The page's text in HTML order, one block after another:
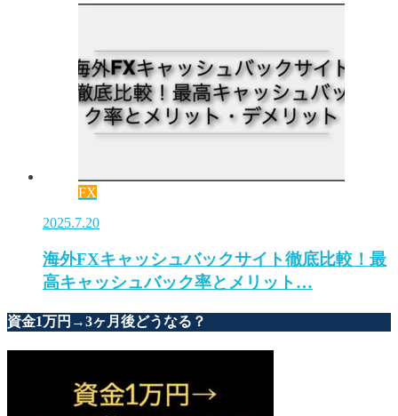
FX
2025.7.20
海外FXキャッシュバックサイト徹底比較！最
高キャッシュバック率とメリット…
資金1万円→3ヶ月後どうなる？